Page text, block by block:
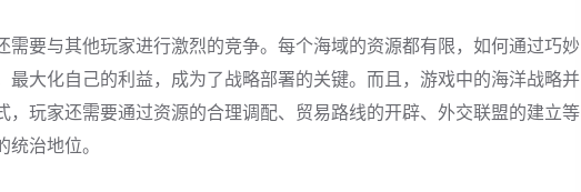
需要与其他玩家进行激烈的竞争。每个海域的资源都有限，如何通过巧妙
最大化自己的利益，成为了战略部署的关键。而且，游戏中的海洋战略并
，玩家还需要通过资源的合理调配、贸易路线的开辟、外交联盟的建立等
治地位。